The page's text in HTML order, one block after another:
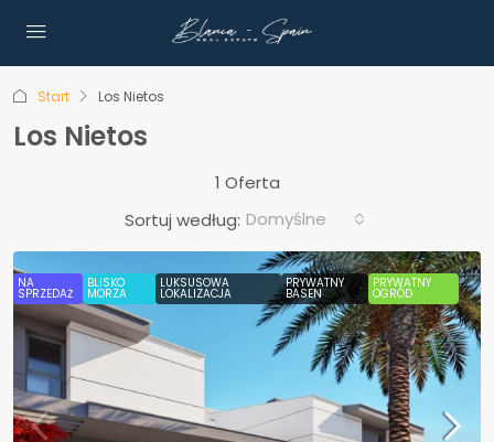
Start Los Nietos
Los Nietos
1 Oferta
Sortuj według: Domyślne
NA
SPRZEDAŻ
BLISKO
MORZA
LUKSUSOWA
LOKALIZACJA
PRYWATNY
BASEN
PRYWATNY
OGRÓD